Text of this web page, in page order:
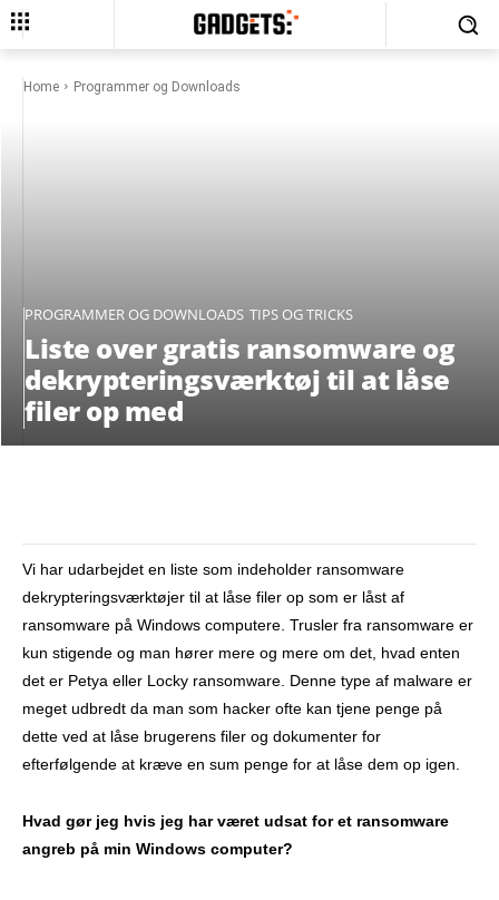
Home Programmer og Downloads
PROGRAMMER OG DOWNLOADS TIPS OG TRICKS
Liste over gratis ransomware og
dekrypteringsværktøj til at låse
filer op med
Vi har udarbejdet en liste som indeholder ransomware
dekrypteringsværktøjer til at låse filer op som er låst af
ransomware på Windows computere. Trusler fra ransomware er
kun stigende og man hører mere og mere om det, hvad enten
det er Petya eller Locky ransomware. Denne type af malware er
meget udbredt da man som hacker ofte kan tjene penge på
dette ved at låse brugerens filer og dokumenter for
efterfølgende at kræve en sum penge for at låse dem op igen.
Hvad gør jeg hvis jeg har været udsat for et ransomware
angreb på min Windows computer?